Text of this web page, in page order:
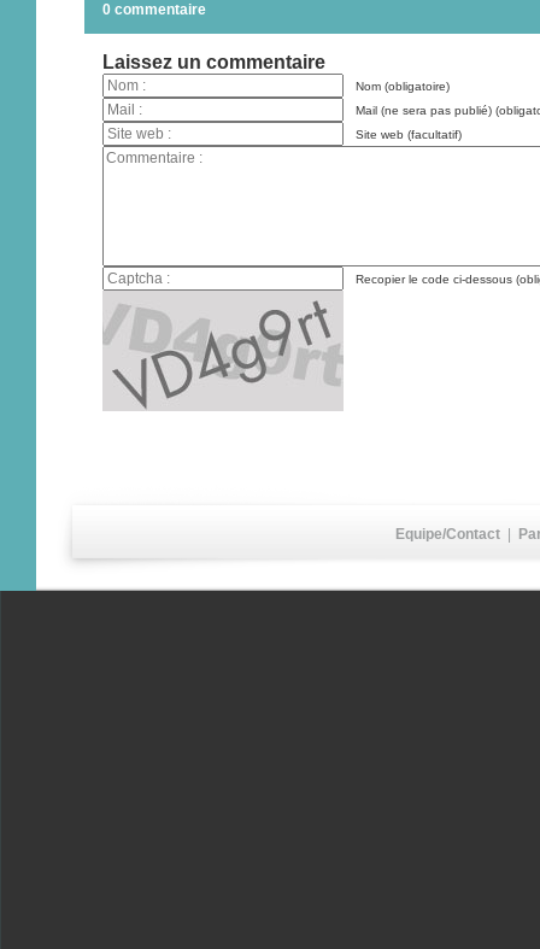
0 commentaire
Laissez un commentaire
Nom (obligatoire)
Mail (ne sera pas publié)
Site web (facultatif)
Recopier le code ci-dessous
Equipe/Contact